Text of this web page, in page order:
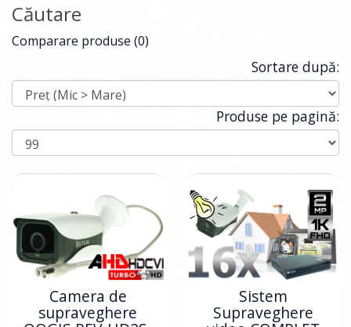
Căutare
Comparare produse (0)
Sortare după:
Produse pe pagină:
Camera de
supraveghere
Sistem
Supraveghere